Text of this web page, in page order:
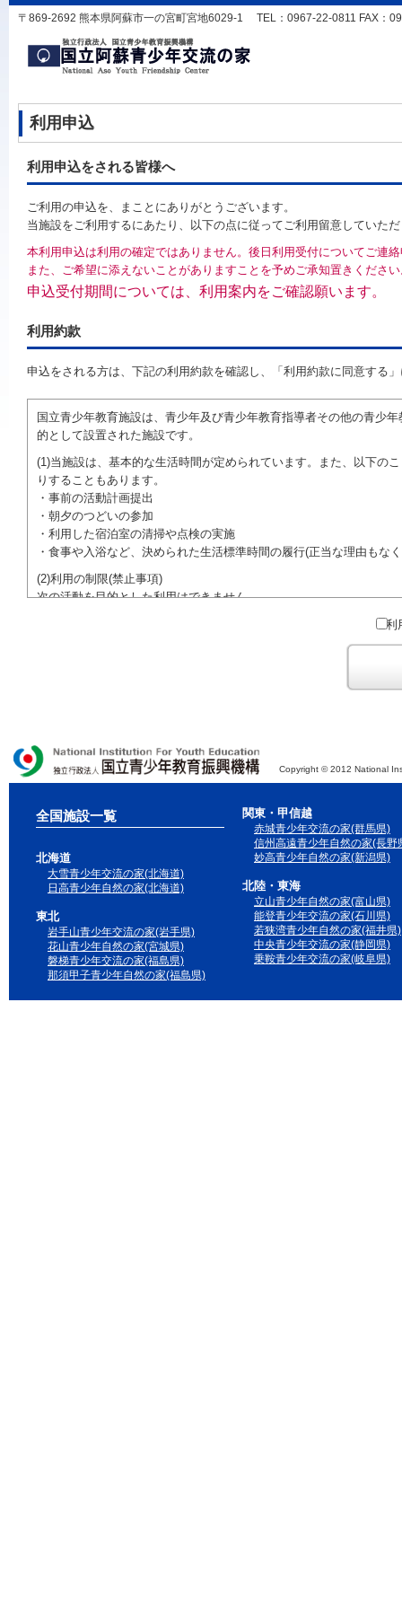
〒869-2692 熊本県阿蘇市一の宮町宮地6029-1 TEL：0967-22-0811 FAX：
利用申込
利用申込をされる皆様へ
ご利用の申込を、まことにありがとうございます。
当施設をご利用するにあたり、以下の点に従ってご利用留意していた
本利用申込は利用の確定ではありません。後日利用受付についてご連
また、ご希望に添えないことがありますことを予めご承知置きくださ
申込受付期間については、利用案内をご確認願います。
利用約款
申込をされる方は、下記の利用約款を確認し、「利用約款に同意する
国立青少年教育施設は、青少年及び青少年教育指導者その他の青少
的として設置された施設です。
(1)当施設は、基本的な生活時間が定められています。また、以下の
りすることもあります。
・事前の活動計画提出
・朝夕のつどいの参加
・利用した宿泊室の清掃や点検の実施
・食事や入浴など、決められた生活標準時間の履行(正当な理由も
(2)利用の制限(禁止事項)
次の活動を目的とした利用はできません。
●特定の政党を支持、またはこれに反対するための政治教育その他の
●特定の宗教を支持、またはこれに反対するための宗教教育その他
域での勧誘活動を行ったり、自らの団体の活動をアピールする活動等)
利
Copyright © 2012 National
全国施設一覧
北海道
大雪青少年交流の家(北海道)
日高青少年自然の家(北海道)
東北
岩手山青少年交流の家(岩手県)
花山青少年自然の家(宮城県)
磐梯青少年交流の家(福島県)
那須甲子青少年自然の家(福島県)
関東・甲信越
赤城青少年交流の家(群馬県)
信州高遠青少年自然の家(長野
妙高青少年自然の家(新潟県)
北陸・東海
立山青少年自然の家(富山県)
能登青少年交流の家(石川県)
若狭湾青少年自然の家(福井県)
中央青少年交流の家(静岡県)
乗鞍青少年交流の家(岐阜県)